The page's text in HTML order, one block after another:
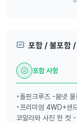
포함 / 불포함
포함 사항
•돌핀크루즈 -붐넷
•프리미엄 4WD+샌
코알라와 사진 한 컷